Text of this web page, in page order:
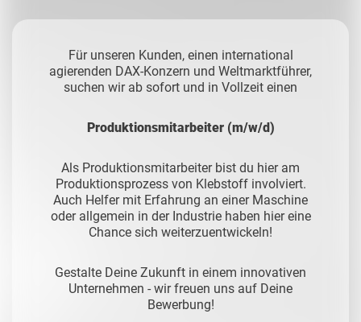
Für unseren Kunden, einen international
agierenden DAX-Konzern und Weltmarktführer,
suchen wir ab sofort und in Vollzeit einen
Produktionsmitarbeiter (m/w/d)
Als Produktionsmitarbeiter bist du hier am
Produktionsprozess von Klebstoff involviert.
Auch Helfer mit Erfahrung an einer Maschine
oder allgemein in der Industrie haben hier eine
Chance sich weiterzuentwickeln!
Gestalte Deine Zukunft in einem innovativen
Unternehmen - wir freuen uns auf Deine
Bewerbung!